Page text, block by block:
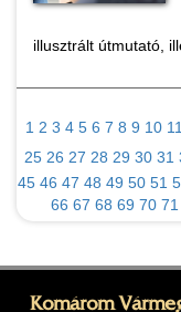
illusztrált útmutató,
1 2 3 4 5 6 7 8 9 10 11
25 26 27 28 29 30 31
45 46 47 48 49 50 51
66 67 68 69 70 71
Komárom